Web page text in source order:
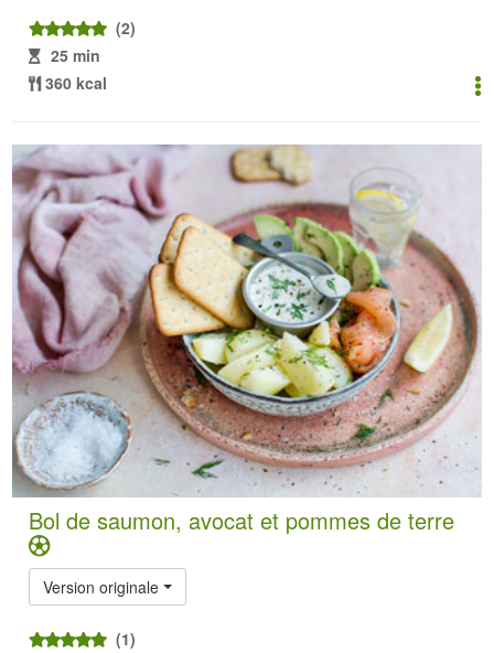
(2)
25 min
360 kcal
Bol de saumon, avocat et pommes de terre
Version originale
(1)